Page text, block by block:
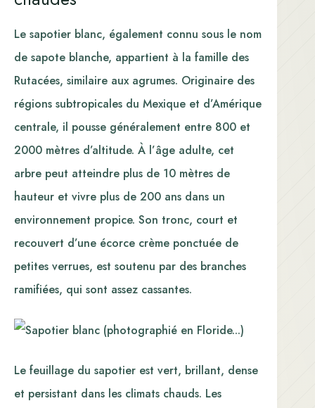
Le sapotier blanc, également connu sous le nom
de sapote blanche, appartient à la famille des
Rutacées, similaire aux agrumes. Originaire des
régions subtropicales du Mexique et d’Amérique
centrale, il pousse généralement entre 800 et
2000 mètres d’altitude. À l’âge adulte, cet
arbre peut atteindre plus de 10 mètres de
hauteur et vivre plus de 200 ans dans un
environnement propice. Son tronc, court et
recouvert d’une écorce crème ponctuée de
petites verrues, est soutenu par des branches
ramifiées, qui sont assez cassantes.
Le feuillage du sapotier est vert, brillant, dense
et persistant dans les climats chauds. Les